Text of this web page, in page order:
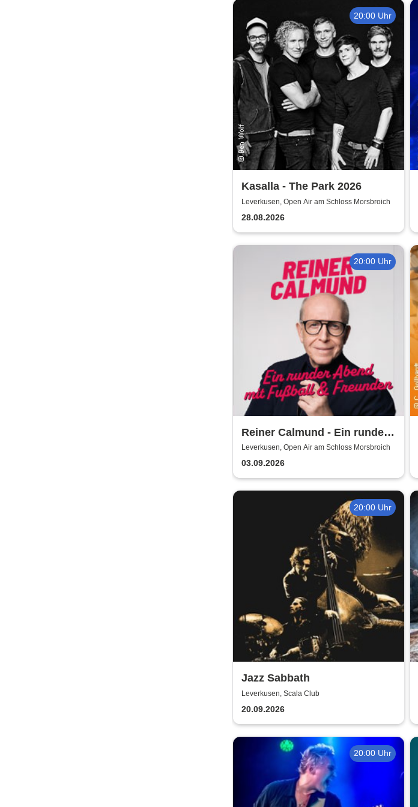
20:00 Uhr
Kasalla - The Park 2026
Leverkusen, Open Air am Schloss Morsbroich
28.08.2026
20:00 Uhr
Reiner Calmund - Ein runder
Abend mit Fußball &
Freunden
Leverkusen, Open Air am Schloss Morsbroich
03.09.2026
20:00 Uhr
Jazz Sabbath
Leverkusen, Scala Club
20.09.2026
20:00 Uhr